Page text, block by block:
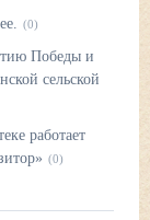
(0)
Победы и
сельской
работает
(0)